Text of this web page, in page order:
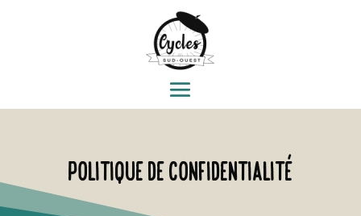
Politique de confidentialité